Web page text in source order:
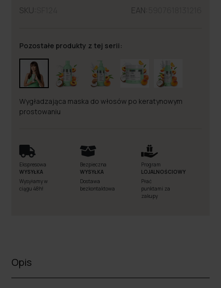
SKU: EAN:
Pozostałe produkty z tej serii:
Wygładzająca maska do włosów po keratynowym
prostowaniu
Ekspresowa
WYSYŁKA
Wysyłamy w
ciągu 48h!
Bezpieczna
WYSYŁKA
Dostawa
bezkontaktowa
Program
LOJALNOŚCIOWY
Płać
punktami za
zakupy
Opis